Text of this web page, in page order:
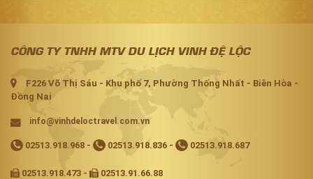
CÔNG TY TNHH MTV DU LỊCH VINH ĐỆ LỘC
F226 Võ Thị Sáu - Khu phố 7, Phường Thống Nhất - Biên Hòa -
Đồng Nai
info@vinhdeloctravel.com.vn
02513.918.968 - 02513.918.836 - 02513.918.687
02513.918.473 - 02513.91.66.88